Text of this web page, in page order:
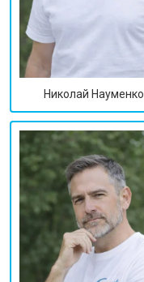
Николай Науменко